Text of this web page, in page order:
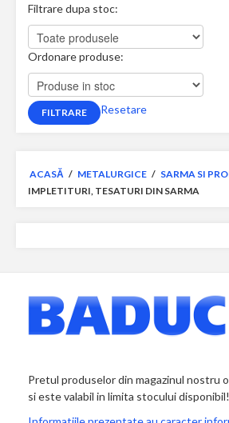
Filtrare dupa stoc:
Ordonare produse:
Resetare
ACASĂ / METALURGICE / SARMA SI
IMPLETITURI, TESATURI DIN SARMA
Pretul produselor din magazinul nostru
si este valabil in limita stocului disponibil!